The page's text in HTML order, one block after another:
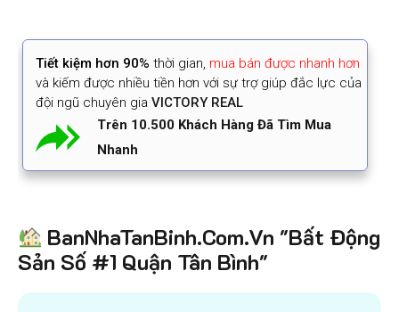
Tiết kiệm hơn 90% thời gian, mua bán được nhanh hơn
và kiếm được nhiều tiền hơn với sự trợ giúp đắc lực của
đội ngũ chuyên gia VICTORY REAL
Trên 10.500 Khách Hàng Đã Tìm Mua
Nhanh
BanNhaTanBinh.Com.Vn "Bất Động
Sản Số #1 Quận Tân Bình"